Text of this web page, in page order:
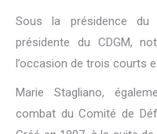
Sous la présidence du
présidente du CDGM,
l’occasion de trois courts
Marie Stagliano,
combat du Comité de